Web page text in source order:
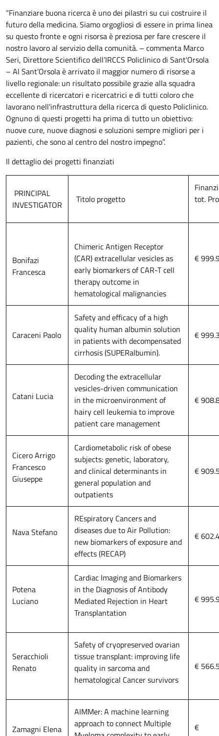
“Finanziare buona ricerca è uno dei pilastri su cui costruire il
futuro della medicina. Siamo orgogliosi di essere in prima linea
su questo fronte e ogni risorsa è preziosa per fare crescere il
nostro lavoro al servizio della comunità. – commenta Marco
Seri, Direttore Scientifico dell’IRCCS Policlinico di Sant'Orsola
– Al Sant’Orsola è arrivato il maggior numero di risorse a
livello regionale: un risultato possibile grazie alla squadra
eccellente di ricercatori e ricercatrici e di tutti coloro che
lavorano nell'infrastruttura della ricerca di questo Policlinico.
Ognuno di questi progetti ha prima di tutto un obiettivo:
nuove cure, nuove diagnosi e soluzioni sempre migliori per i
pazienti, che sono al centro del nostro impegno”.
Il dettaglio dei progetti finanziati
PRINCIPAL
INVESTIGATOR
Titolo progetto
tot.
Bonifazi
Francesca
Chimeric Antigen Receptor
(CAR) extracellular vesicles as
early biomarkers of CAR-T cell
therapy outcome in
hematological malignancies
€
Caraceni Paolo
Safety and efficacy of a high
quality human albumin solution
in patients with decompensated
cirrhosis (SUPERalbumin).
€
Catani Lucia
Decoding the extracellular
vesicles-driven communication
in the microenvironment of
hairy cell leukemia to improve
patient care management
€
Cicero Arrigo
Francesco
Giuseppe
Cardiometabolic risk of obese
subjects: genetic, laboratory,
and clinical determinants in
general population and
outpatients
€
Nava Stefano
REspiratory Cancers and
diseases due to Air Pollution:
new biomarkers of exposure and
effects (RECAP)
€
Potena
Luciano
Cardiac Imaging and Biomarkers
in the Diagnosis of Antibody
Mediated Rejection in Heart
Transplantation
€
Seracchioli
Renato
Safety of cryopreserved ovarian
tissue transplant: improving life
quality in sarcoma and
hematological Cancer survivors
€
Zamagni Elena
AIMMer: A machine learning
approach to connect Multiple
€